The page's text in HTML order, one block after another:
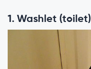
1. Washlet (toilet)